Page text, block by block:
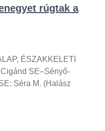
rúgtak a
ÉSZAKKELETI
SE–Sényő-
Séra M. (Halász